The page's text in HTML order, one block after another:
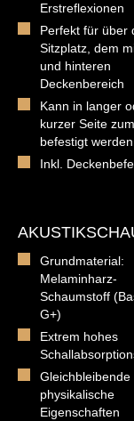
Erstreflexionen
Perfekt für über
Sitzplatz, dem
und hinteren
Deckenbereich
Kann in langer
kurzer Seite
befestigt werden
Inkl.
Grundmaterial:
Melaminharz-
Schaumstoff
G+)
Extrem hohes
Gleichbleibende
physikalische
Eigenschaften